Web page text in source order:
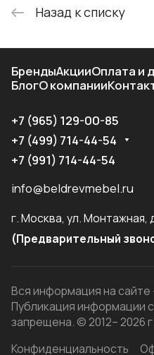
Назад к списку
БрендыАкцииОплата и
БлогО компании
+7 (965) 129-00-85
+7 (499) 714-44-54
+7 (991) 714-44-54
info@beldrevmebel.ru
г. Москва, ул. Монтажная,
(Предварительный
Вся информация на сайте
Публикация информации
запрещена. © 2012– 2026
Конфиденциальность